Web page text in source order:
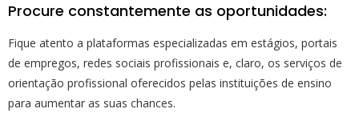
Procure constantemente as oportunidades:
Fique atento a plataformas especializadas em estágios, portais
de empregos, redes sociais profissionais e, claro, os serviços de
orientação profissional oferecidos pelas instituições de ensino
para aumentar as suas chances.